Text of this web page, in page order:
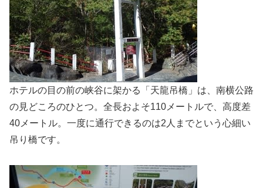
ホテルの目の前の峡谷に架かる「天龍吊橋」は、南横公路
の見どころのひとつ。全長およそ110メートルで、高度差
40メートル。一度に通行できるのは2人までという心細い
吊り橋です。